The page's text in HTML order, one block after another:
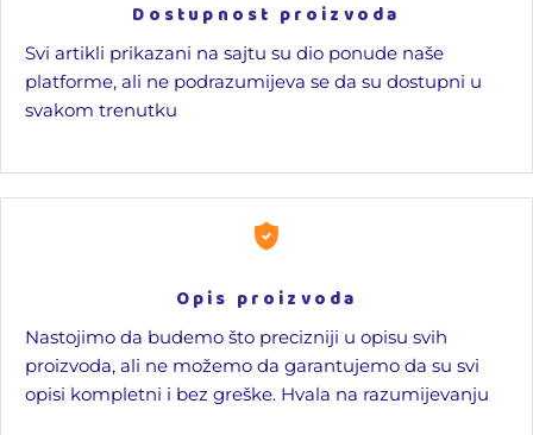
Dostupnost proizvoda
Svi artikli prikazani na sajtu su dio ponude naše
platforme, ali ne podrazumijeva se da su dostupni u
svakom trenutku
Opis proizvoda
Nastojimo da budemo što precizniji u opisu svih
proizvoda, ali ne možemo da garantujemo da su svi
opisi kompletni i bez greške. Hvala na razumijevanju